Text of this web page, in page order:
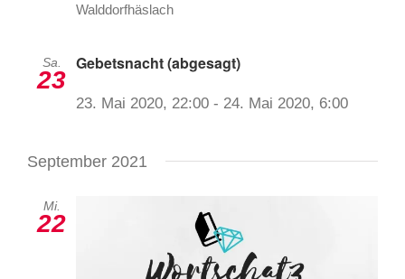
Walddorfhäslach
Sa.
23
Gebetsnacht (abgesagt)
23. Mai 2020, 22:00 - 24. Mai 2020, 6:00
September 2021
Mi.
22